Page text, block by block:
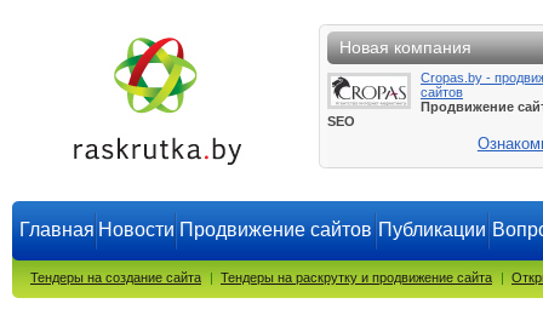
Новая компания
Cropas.by -
сайтов
Продвижение
SEO
Главная Новости Продвижение сайтов Публикации
Тендеры на создание сайта | Тендеры на раскрутку и продвижение сайта |